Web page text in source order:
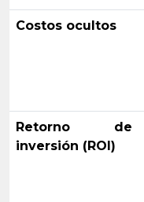
Costos ocultos
Retorno de
inversión (ROI)